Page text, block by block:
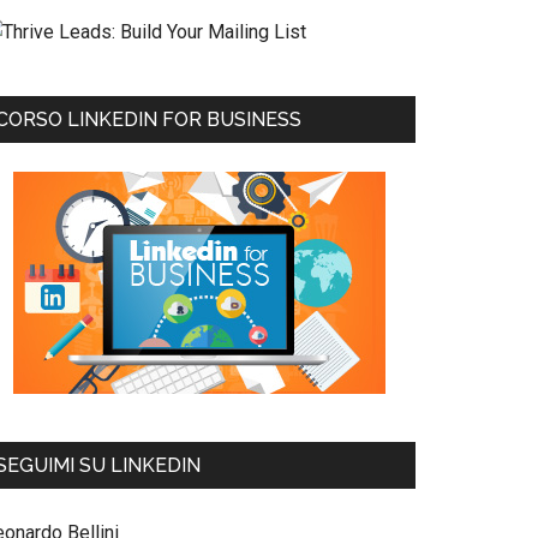
LINKEDIN FOR BUSINESS
SU LINKEDIN
Bellini